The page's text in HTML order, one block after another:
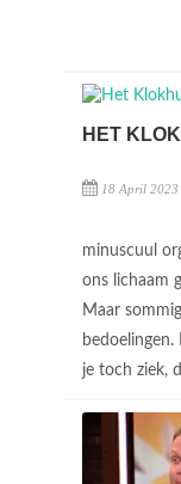
HET
18 April 2023
minuscuul
ons lichaam
Maar
je toch ziek,